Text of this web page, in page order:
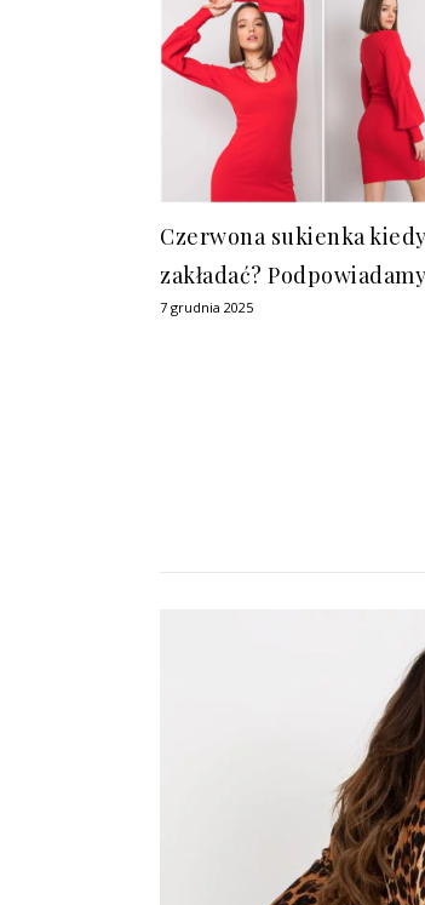
Czerwona sukienka
zakładać? Podpowiadamy
7 grudnia 2025